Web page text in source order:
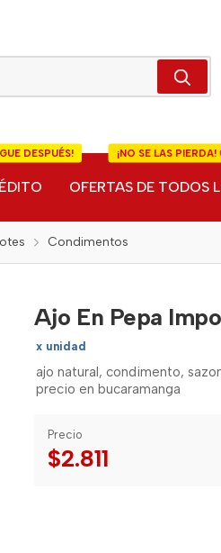
DESPUÉS!
OFERTAS DE TODOS
¡NO SE LAS PIERDA!
Condimentos
Ajo En Pepa
x unidad
ajo natural, condimento,
precio en bucaramanga
Precio
$2.811